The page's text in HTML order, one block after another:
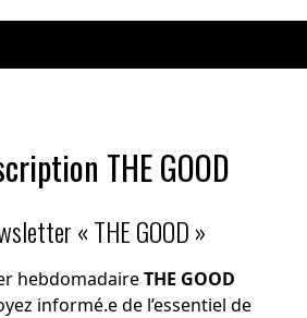
THE GOOD
« THE GOOD »
hebdomadaireTHE GOOD
informé.e de l’essentiel de